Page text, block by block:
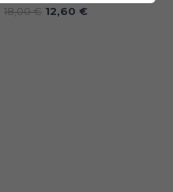
18,00€ 12,60 €